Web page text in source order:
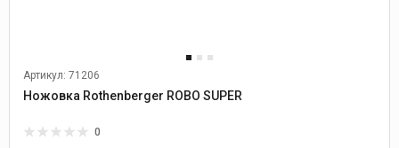
Артикул: 71206
Ножовка Rothenberger ROBO SUPER
0